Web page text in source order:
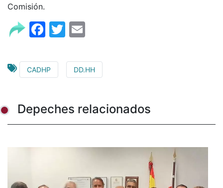
Comisión.
Facebook
Twitter
CADHP DD.HH
Depeches relacionados